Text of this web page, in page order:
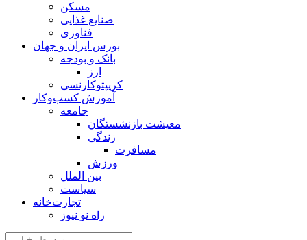
مسکن
صنایع غذایی
فناوری
بورس ایران و جهان
بانک و بودجه
ارز
کریپتوکارنسی
آموزش کسب‌وکار
جامعه
معیشت بازنشستگان
زندگی
مسافرت
ورزش
بین الملل
سیاست
تجارت‌خانه
راه نو نیوز